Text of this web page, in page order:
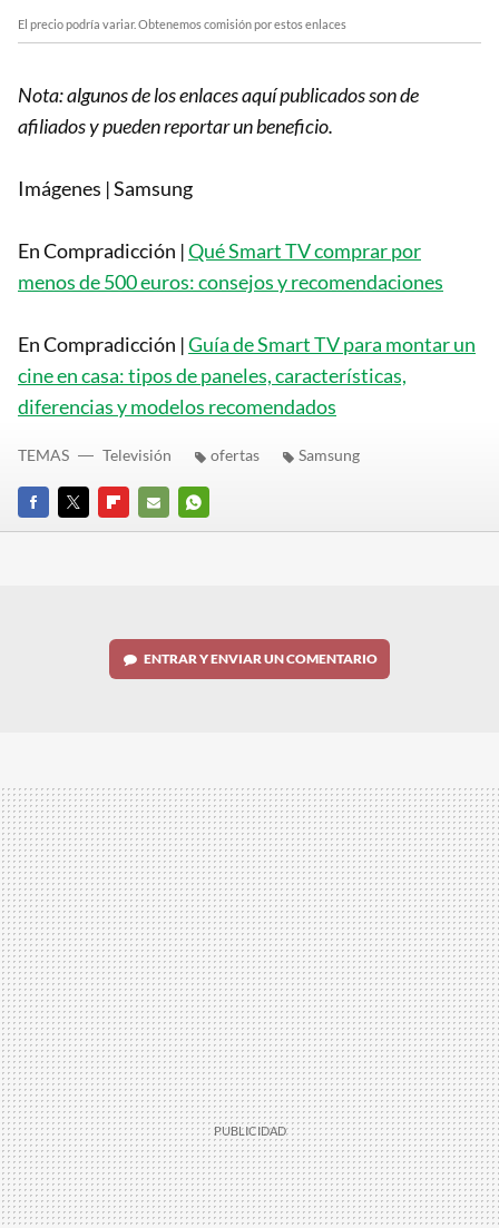
El precio podría variar. Obtenemos comisión por estos enlaces
Nota: algunos de los enlaces aquí publicados son de
afiliados y pueden reportar un beneficio.
Imágenes | Samsung
En Compradicción |Qué Smart TV comprar por
menos de 500 euros: consejos y recomendaciones
En Compradicción |Guía de Smart TV para montar un
cine en casa: tipos de paneles, características,
diferencias y modelos recomendados
FACEBOOK
TWITTERFLIPBOARD
E-
WHATSAPP
TEMAS Televisión ofertas Samsung
ENTRAR Y ENVIAR UN COMENTARIO